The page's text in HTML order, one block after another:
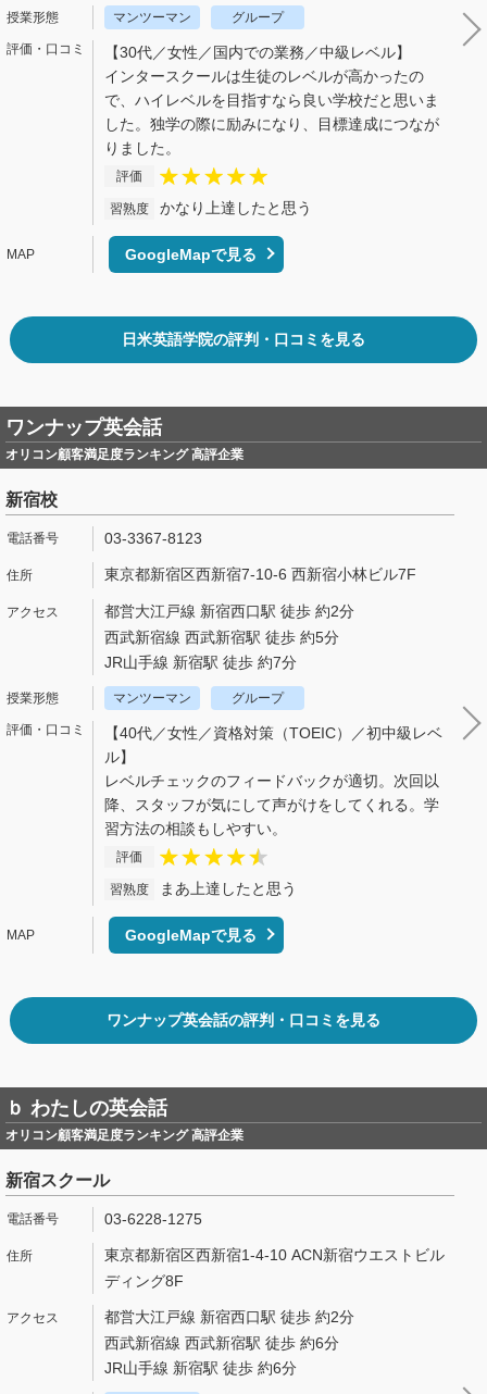
マンツーマン グループ
【30代／女性／国内での業務／中級レベル】
インタースクールは生徒のレベルが高かったの
で、ハイレベルを目指すなら良い学校だと思いま
した。独学の際に励みになり、目標達成につなが
りました。
評価
習熟度 かなり上達したと思う
GoogleMapで見る
日米英語学院の評判・口コミを見る
ワンナップ英会話
オリコン顧客満足度ランキング 高評企業
新宿校
03-3367-8123
東京都新宿区西新宿7-10-6 西新宿小林ビル7F
都営大江戸線 新宿西口駅 徒歩 約2分
西武新宿線 西武新宿駅 徒歩 約5分
JR山手線 新宿駅 徒歩 約7分
マンツーマン グループ
【40代／女性／資格対策（TOEIC）／初中級レベ
ル】
レベルチェックのフィードバックが適切。次回以
降、スタッフが気にして声がけをしてくれる。学
習方法の相談もしやすい。
評価
習熟度 まあ上達したと思う
GoogleMapで見る
ワンナップ英会話の評判・口コミを見る
ｂ わたしの英会話
オリコン顧客満足度ランキング 高評企業
新宿スクール
03-6228-1275
東京都新宿区西新宿1-4-10 ACN新宿ウエストビル
ディング8F
都営大江戸線 新宿西口駅 徒歩 約2分
西武新宿線 西武新宿駅 徒歩 約6分
JR山手線 新宿駅 徒歩 約6分